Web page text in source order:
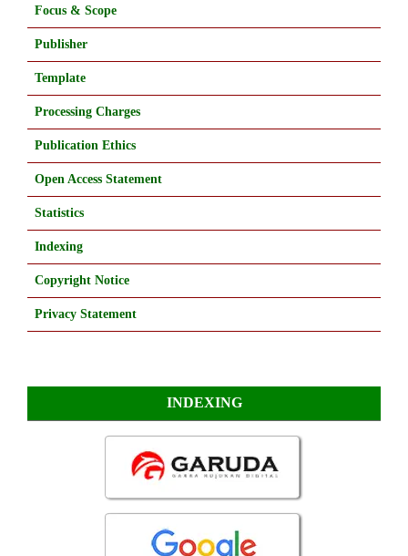
Focus & Scope
Publisher
Template
Processing Charges
Publication Ethics
Open Access Statement
Statistics
Indexing
Copyright Notice
Privacy Statement
INDEXING